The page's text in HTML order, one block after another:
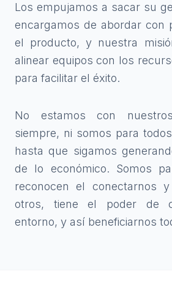
Los empujamos a sacar su
encargamos de abordar con
el producto, y nuestra
alinear equipos con los
para facilitar el éxito.
No estamos con
siempre, ni somos para
hasta que sigamos
de lo económico. Somos
reconocen el conectarnos
otros, tiene el poder de
entorno, y así beneficiarnos